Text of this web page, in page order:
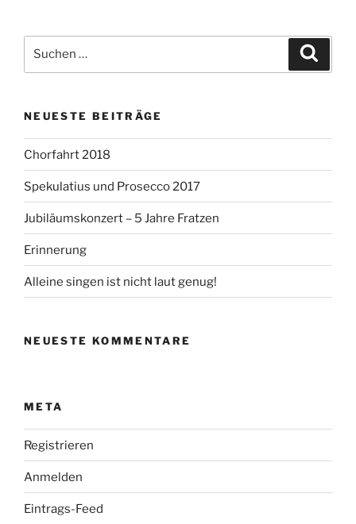
nach:
NEUESTE BEITRÄGE
Chorfahrt 2018
Spekulatius und Prosecco 2017
Jubiläumskonzert – 5 Jahre Fratzen
Erinnerung
Alleine singen ist nicht laut genug!
NEUESTE KOMMENTARE
META
Registrieren
Anmelden
Eintrags-Feed